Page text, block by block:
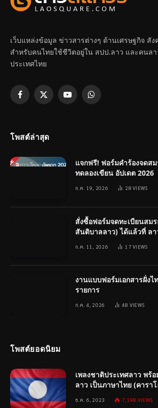
เว็บแหล่งข้อมูล ข่าวสารต่างๆ ด้านเศรษฐกิจ สั
สำหรับคนไทยใช้ชีวิตอยู่ใน สปป.ลาว และคนลา
ประเทศไทย
Facebook
X
YouTubeWhatsApp
โพสต์ล่าสุด
แจกฟรี! ฟอร์มคำร้องจดส
ทดลองเขียน อัปเดต 2026
ก.ค. 19, 2026 28VIEWS
สั่งซื้อฟอร์มจดทะเบียนสม
สันติบาลลาว) ได้แล้วที่ ล
ก.ค. 11, 2026 17VIEWS
งานแบบฟอร์มเอกสารฝั่งไ
รายการ
ก.ค. 4, 2026 48 VIEWS
โพสต์ยอดนิยม
เพลงชาติประเทศลาว พร้
ลาว เป็นภาษาไทย (คาราโ
ธ.ค. 6, 2023 7,198 VIEWS